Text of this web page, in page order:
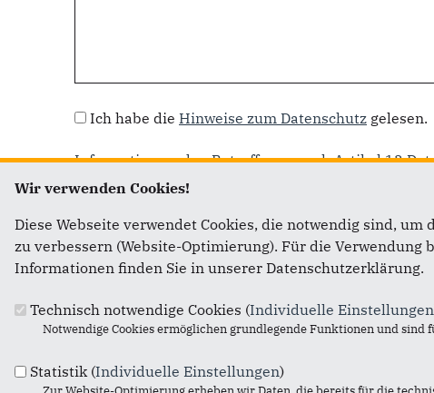
Datenschutz*
Ich habe die Hinweise zum Datenschutz gelesen.
Information an den Betroffenen nach Artikel 13
Fußbereich
Wir verwenden Cookies!
Diese Webseite verwendet Cookies, die notwendig sind,
zu verbessern (Website-Optimierung). Für die
Informationen finden Sie in unserer Datenschutzerklärung.
Technisch notwendige Cookies (Individuelle Einstellungen
Notwendige Cookies ermöglichen grundlegende Funktionen und
Statistik (Individuelle Einstellungen)